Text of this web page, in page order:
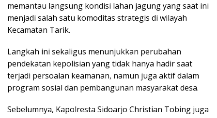
memantau langsung kondisi lahan jagung yang saat ini
menjadi salah satu komoditas strategis di wilayah
Kecamatan Tarik.
Langkah ini sekaligus menunjukkan perubahan
pendekatan kepolisian yang tidak hanya hadir saat
terjadi persoalan keamanan, namun juga aktif dalam
program sosial dan pembangunan masyarakat desa.
Sebelumnya, Kapolresta Sidoarjo Christian Tobing juga